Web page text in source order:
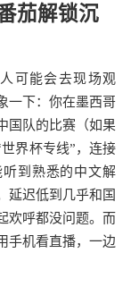
茄解锁沉
可能会去现场观
一下：你在墨西哥
国队的比赛（如果
界杯专线”，连接
听到熟悉的中文解
延迟低到几乎和国
欢呼都没问题。而
手机看直播，一边